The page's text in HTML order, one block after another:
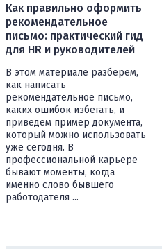
Как правильно оформить
рекомендательное
письмо: практический гид
для HR и руководителей
В этом материале разберем,
как написать
рекомендательное письмо,
каких ошибок избегать, и
приведем пример документа,
который можно использовать
уже сегодня. В
профессиональной карьере
бывают моменты, когда
именно слово бывшего
работодателя ...